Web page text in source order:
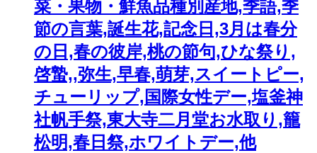
菜・果物・鮮魚品種別産地,季語,季
節の言葉,誕生花,記念日,3月は春分
の日,春の彼岸,桃の節句,ひな祭り,
啓蟄,,弥生,早春,萌芽,スイートピー,
チューリップ,国際女性デー,塩釜神
社帆手祭,東大寺二月堂お水取り,籠
松明,春日祭,ホワイトデー,他